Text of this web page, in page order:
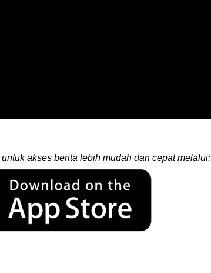
untuk akses berita lebih mudah dan cepat melalui: